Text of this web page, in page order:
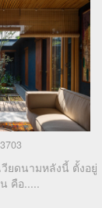
3703
ยดนามหลังนี้ ตั้งอยู่
คือ.....